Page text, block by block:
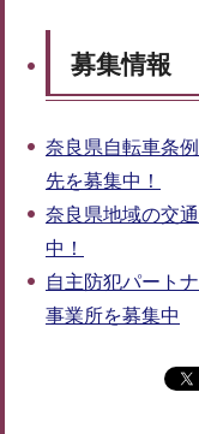
募集情報
奈良県自転車条
先を募集中！
奈良県地域の交
中！
自主防犯パート
事業所を募集中